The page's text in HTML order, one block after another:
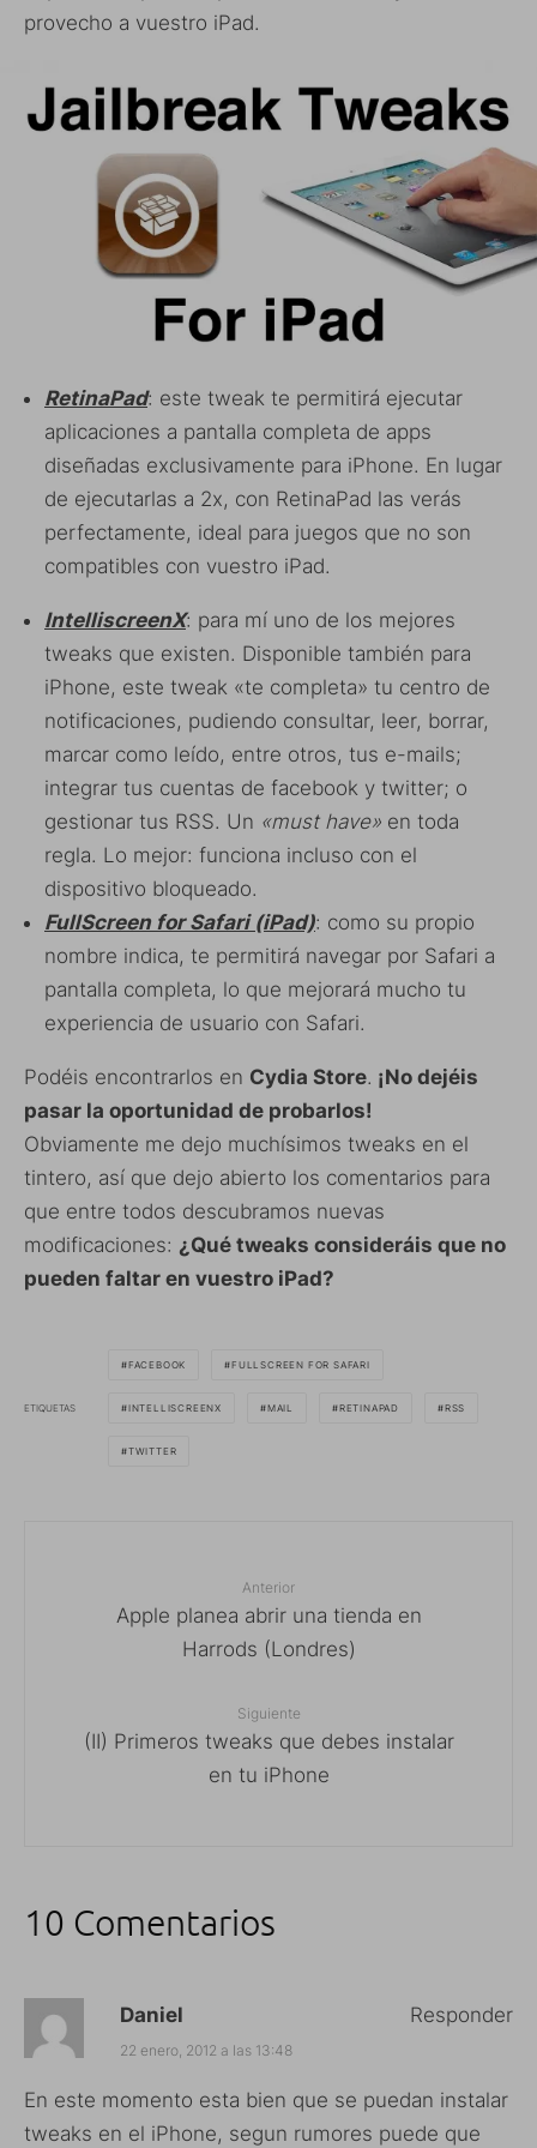
provecho a vuestro iPad.
RetinaPad: este tweak te permitirá ejecutar
aplicaciones a pantalla completa de apps
diseñadas exclusivamente para iPhone. En lugar
de ejecutarlas a 2x, con RetinaPad las verás
perfectamente, ideal para juegos que no son
compatibles con vuestro iPad.
IntelliscreenX: para mí uno de los mejores
tweaks que existen. Disponible también para
iPhone, este tweak «te completa» tu centro de
notificaciones, pudiendo consultar, leer, borrar,
marcar como leído, entre otros, tus e-mails;
integrar tus cuentas de facebook y twitter; o
gestionar tus RSS. Un «must have» en toda
regla. Lo mejor: funciona incluso con el
dispositivo bloqueado.
FullScreen for Safari (iPad): como su propio
nombre indica, te permitirá navegar por Safari a
pantalla completa, lo que mejorará mucho tu
experiencia de usuario con Safari.
Podéis encontrarlos en Cydia Store. ¡No dejéis
pasar la oportunidad de probarlos!
Obviamente me dejo muchísimos tweaks en el
tintero, así que dejo abierto los comentarios para
que entre todos descubramos nuevas
modificaciones: ¿Qué tweaks consideráis que no
pueden faltar en vuestro iPad?
ETIQUETAS
FACEBOOK FULLSCREEN FOR SAFARI
INTELLISCREENX MAIL RETINAPAD RSS
TWITTER
Anterior
Apple planea abrir una tienda en
Harrods (Londres)
Siguiente
(II) Primeros tweaks que debes instalar
en tu iPhone
10 Comentarios
Daniel
22 enero, 2012 a las 13:48
En este momento esta bien que se puedan instalar
tweaks en el iPhone, segun rumores puede que
Responder